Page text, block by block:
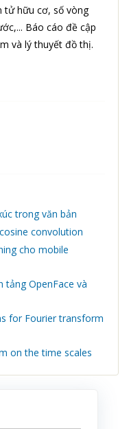
tử hữu cơ, số vòng
Báo cáo đề cập
và lý thuyết đồ thị.
trong văn bản
convolution
cho mobile
tảng OpenFace và
for Fourier transform
on the time scales